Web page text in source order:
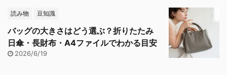
読み物 豆知識
バッグの大きさはどう選ぶ？折りたたみ
日傘・長財布・A4ファイルでわかる目安
2026/6/19